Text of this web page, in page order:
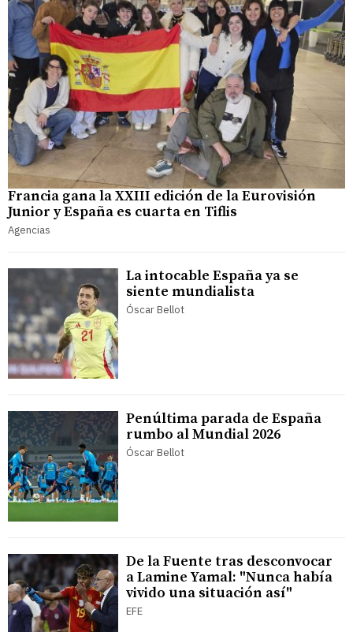
Francia gana la XXIII edición de la Eurovisión
Junior y España es cuarta en Tiflis
Agencias
La intocable España ya se
siente mundialista
Óscar Bellot
Penúltima parada de España
rumbo al Mundial 2026
Óscar Bellot
De la Fuente tras desconvocar
a Lamine Yamal: "Nunca había
vivido una situación así"
EFE